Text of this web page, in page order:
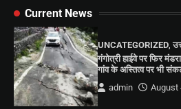
Current News
UNCATEGORIZED ,
गंगोत्री हाईवे पर फिर
गांव के अस्तित्व पर भी
admin
August